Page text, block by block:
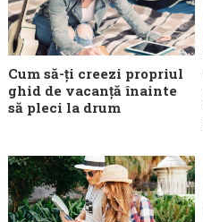
Cum să-ți creezi propriul
ghid de vacanță înainte
să pleci la drum